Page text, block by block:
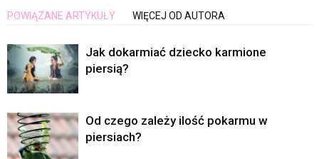
POWIĄZANE ARTYKUŁY WIĘCEJ OD AUTORA
Jak dokarmiać dziecko karmione
piersią?
Od czego zależy ilość pokarmu w
piersiach?